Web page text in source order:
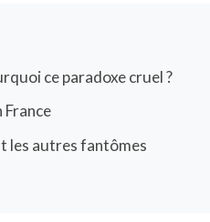
ce paradoxe cruel ?
les autres fantômes